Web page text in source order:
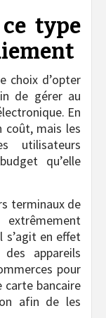
ce type
choix d’opter
de gérer au
En
coût, mais les
utilisateurs
qu’elle
terminaux de
s’agit en effet
appareils
pour
bancaire
afin de les